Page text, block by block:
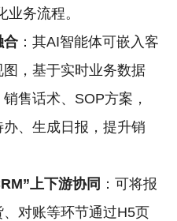
业务流程。
合 ：其AI智能体可嵌入客
图，基于实时业务数据
售话术、SOP方案，
、生成日报，提升销
上下游协同 ：可将报
对账等环节通过H5页